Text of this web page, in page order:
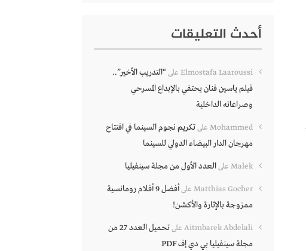
أحدث التعليقات
Elmostafa Laaroussi على“التدريب الأخير”..
فيلم ياسين فنان يحتفي بالإبداع المسرحي
وصراعاته الداخلية
Mohammed علىتكريم نجوم السينما في افتتاح
مهرجان الدار البيضاء الدولي للسينما
Malek علىالعدد الأول من مجلة سينفيليا
Matthias Gocher على
أفضل 9 أفلام رومانسية
ممزوجة بالإثارة والأكشن!
Aitmbarek Abdelali على
تحميل العدد 27 من
مجلة سينفيليا بي دي إف PDF